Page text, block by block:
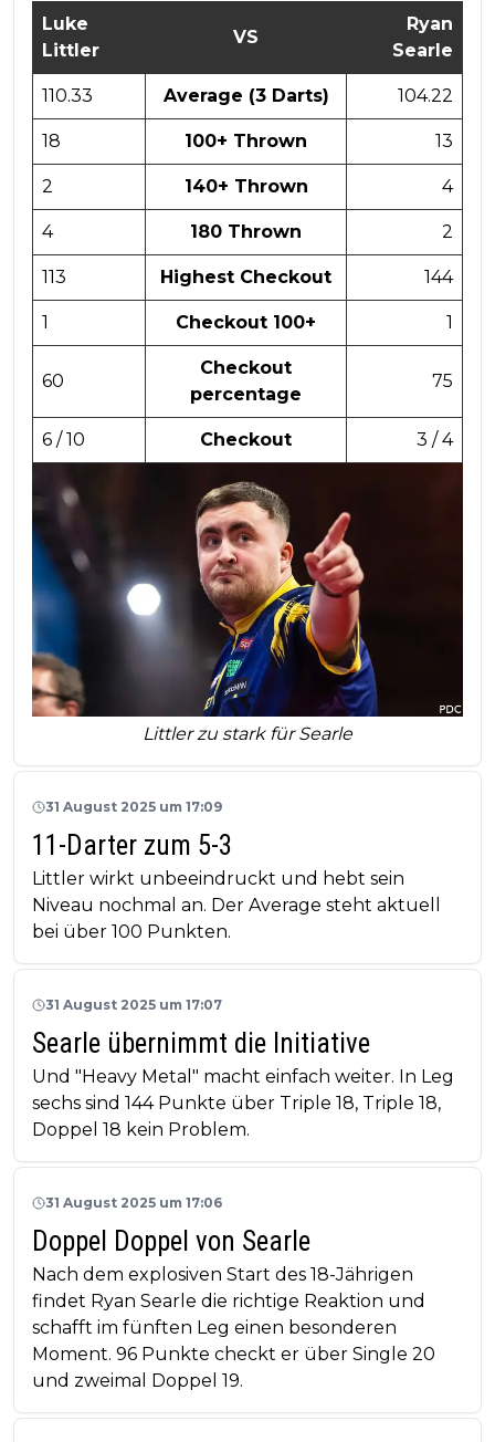
Luke
Littler
VS
Ryan
Searle
110.33 Average (3 Darts) 104.22
18 100+ Thrown 13
2 140+ Thrown 4
4 180 Thrown 2
113 Highest Checkout 144
1 Checkout 100+ 1
60
Checkout
percentage
75
6 / 10 Checkout 3 / 4
Littler zu stark für Searle
31 August 2025 um 17:09
11-Darter zum 5-3
Littler wirkt unbeeindruckt und hebt sein
Niveau nochmal an. Der Average steht aktuell
bei über 100 Punkten.
31 August 2025 um 17:07
Searle übernimmt die Initiative
Und "Heavy Metal" macht einfach weiter. In Leg
sechs sind 144 Punkte über Triple 18, Triple 18,
Doppel 18 kein Problem.
31 August 2025 um 17:06
Doppel Doppel von Searle
Nach dem explosiven Start des 18-Jährigen
findet Ryan Searle die richtige Reaktion und
schafft im fünften Leg einen besonderen
Moment. 96 Punkte checkt er über Single 20
und zweimal Doppel 19.